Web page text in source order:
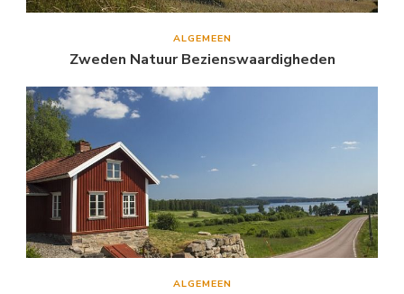
ALGEMEEN
Zweden Natuur Bezienswaardigheden
ALGEMEEN